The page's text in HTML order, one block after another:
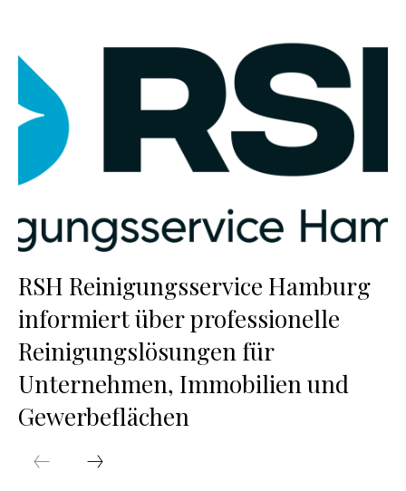
RSH Reinigungsservice Hamburg
informiert über professionelle
Reinigungslösungen für
Unternehmen, Immobilien und
Gewerbeflächen